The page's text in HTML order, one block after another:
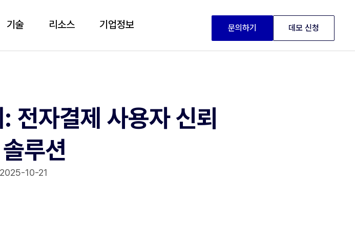
기술 리소스 기업정보 문의하기 데모 신청
전자결제 사용자 신뢰
루션
10-21